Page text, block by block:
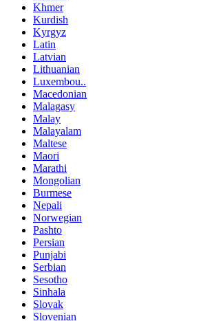
Khmer
Kurdish
Kyrgyz
Latin
Latvian
Lithuanian
Luxembou..
Macedonian
Malagasy
Malay
Malayalam
Maltese
Maori
Marathi
Mongolian
Burmese
Nepali
Norwegian
Pashto
Persian
Punjabi
Serbian
Sesotho
Sinhala
Slovak
Slovenian